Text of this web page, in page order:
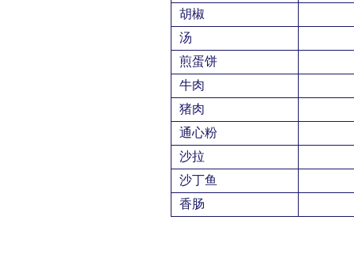
胡椒
汤
煎蛋饼
牛肉
猪肉
通心粉
沙拉
沙丁鱼
香肠